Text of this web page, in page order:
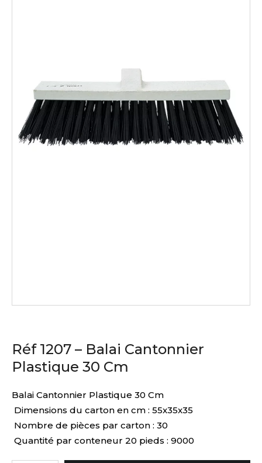
Réf 1207 – Balai Cantonnier
Plastique 30 Cm
Balai Cantonnier Plastique 30 Cm
Dimensions du carton en cm : 55x35x35
Nombre de pièces par carton : 30
Quantité par conteneur 20 pieds : 9000